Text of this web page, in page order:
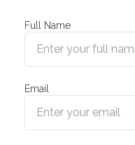
Full Name
Email